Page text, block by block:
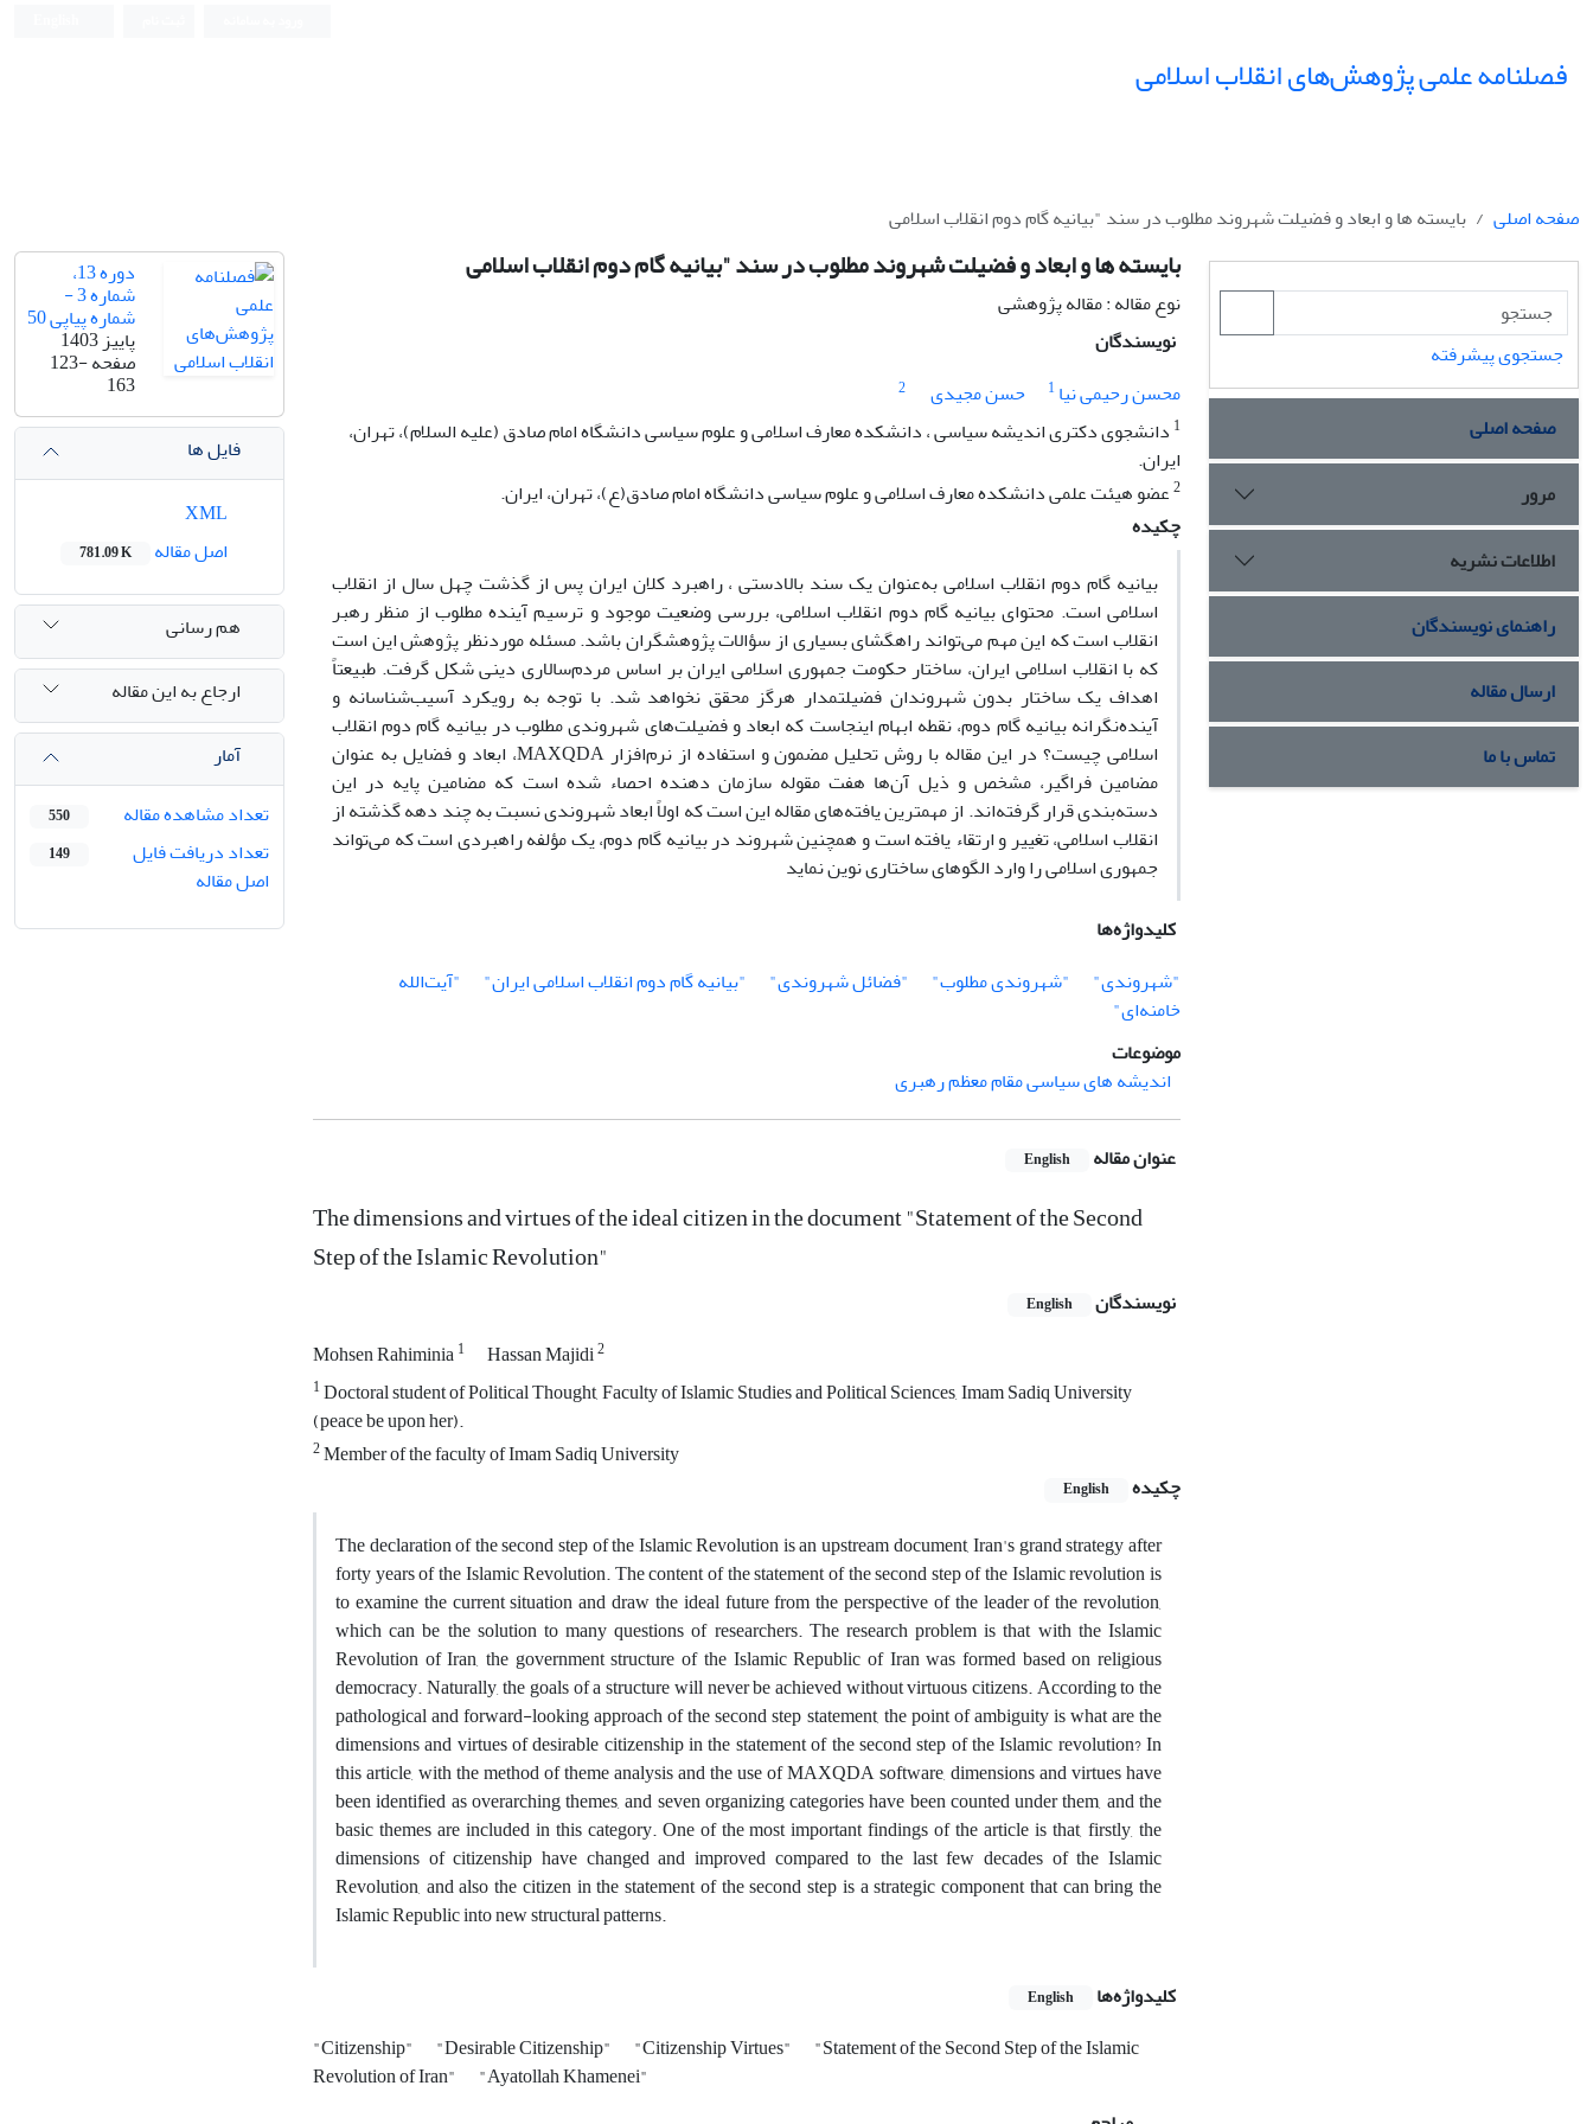
فصلنامه علمی پژوهش‌های انقلاب اسلامی
صفحه اصلی بایسته ها و ابعاد و فضیلت شهروند مطلوب در سند "بیانیه گام دوم انقلاب اسلامی
بایسته ها و ابعاد و فضیلت شهروند مطلوب در سند "بیانیه گام دوم انقلاب اسلامی
نوع مقاله : مقاله پژوهشی
نویسندگان
محسن رحیمی نیا 1 حسن مجیدی
2
1 دانشجوی دکتری اندیشه سیاسی ، دانشکده معارف اسلامی و علوم سیاسی دانشگاه امام صادق (علیه السلام)، تهران،
ایران.
2عضو هیئت علمی دانشکده معارف اسلامی و علوم سیاسی دانشگاه امام صادق(ع)، تهران، ایران.
چکیده
بیانیه گام دوم انقلاب اسلامی به‌عنوان یک سند بالادستی ، راهبرد کلان ایران پس از گذشت چهل سال از انقلاب
اسلامی است. محتوای بیانیه گام دوم انقلاب اسلامی، بررسی وضعیت موجود و ترسیم آینده مطلوب از منظر رهبر
انقلاب است که این مهم می‌تواند راهگشای بسیاری از سؤالات پژوهشگران باشد. مسئله موردنظر پژوهش این است
که با انقلاب اسلامی ایران، ساختار حکومت جمهوری اسلامی ایران بر اساس مردم‌سالاری دینی شکل گرفت. طبیعتاً
اهداف یک ساختار بدون شهروندان فضیلتمدار هرگز محقق نخواهد شد. با توجه به رویکرد آسیب‌شناسانه و
آینده‌نگرانه بیانیه گام دوم، نقطه ابهام اینجاست که ابعاد و فضیلت‌های شهروندی مطلوب در بیانیه گام دوم انقلاب
اسلامی چیست؟ در این مقاله با روش تحلیل مضمون و استفاده از نرم‌افزار MAXQDA، ابعاد و فضایل به عنوان
مضامین فراگیر، مشخص و ذیل آن‌ها هفت مقوله سازمان دهنده احصاء شده است که مضامین پایه در این
دسته‌بندی قرار گرفته‌اند. از مهمترین یافته‌های مقاله این است که اولاً ابعاد شهروندی نسبت به چند دهه گذشته از
انقلاب اسلامی، تغییر و ارتقاء یافته است و همچنین شهروند در بیانیه گام دوم، یک مؤلفه راهبردی است که می‌تواند
جمهوری اسلامی را وارد الگوهای ساختاری نوین نماید
کلیدواژه‌ها
"شهروندی"
"شهروندی مطلوب" "فضائل شهروندی" "بیانیه گام دوم انقلاب اسلامی ایران"
"آیت‌الله
خامنه‌ای"
موضوعات
اندیشه های سیاسی مقام معظم رهبری
عنوان مقاله English
The dimensions and virtues of the ideal citizen in the document "Statement of the Second
Step of the Islamic Revolution"
نویسندگان English
Mohsen Rahiminia1 Hassan Majidi2
1Doctoral student of Political Thought, Faculty of Islamic Studies and Political Sciences, Imam Sadiq University
(peace be upon her).
2Member of the faculty of Imam Sadiq University
چکیده
English
The declaration of the second step of the Islamic Revolution is an upstream document, Iran's grand strategy after
forty years of the Islamic Revolution. The content of the statement of the second step of the Islamic revolution is
to examine the current situation and draw the ideal future from the perspective of the leader of the revolution,
which can be the solution to many questions of researchers. The research problem is that with the Islamic
Revolution of Iran, the government structure of the Islamic Republic of Iran was formed based on religious
democracy. Naturally, the goals of a structure will never be achieved without virtuous citizens. According to the
pathological and forward-looking approach of the second step statement, the point of ambiguity is what are the
dimensions and virtues of desirable citizenship in the statement of the second step of the Islamic revolution? In
this article, with the method of theme analysis and the use of MAXQDA software, dimensions and virtues have
been identified as overarching themes, and seven organizing categories have been counted under them, and the
basic themes are included in this category. One of the most important findings of the article is that, firstly, the
dimensions of citizenship have changed and improved compared to the last few decades of the Islamic
Revolution, and also the citizen in the statement of the second step is a strategic component that can bring the
Islamic Republic into new structural patterns.
کلیدواژه‌ها English
"Citizenship" "Desirable Citizenship" "Citizenship Virtues"
"Statement of the Second Step of the Islamic
Revolution of Iran"
"Ayatollah Khamenei"
دوره 13،
شماره 3 -
شماره پیاپی 50
پاییز 1403
صفحه123-
163
فایل ها
اصل مقاله
781.09 K
هم رسانی
ارجاع به این مقاله
آمار
تعداد مشاهده مقاله
550
تعداد دریافت فایل
اصل مقاله
149
جستجوی پیشرفته
صفحه اصلی
مرور
اطلاعات نشریه
راهنمای نویسندگان
ارسال مقاله
تماس با ما